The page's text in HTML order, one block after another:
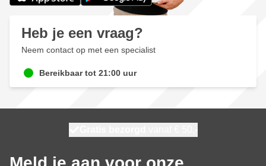
Heb je een vraag?
Neem contact op met een specialist
Bereikbaar tot 21:00 uur